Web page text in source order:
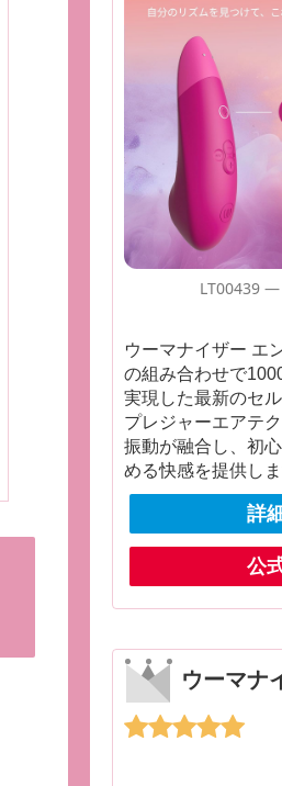
LT00439
ウーマナイザー エ
の組み合わせで
実現した最新のセ
プレジャーエアテ
振動が融合し、初
める快感を提供しま
詳
公
ウーマナ